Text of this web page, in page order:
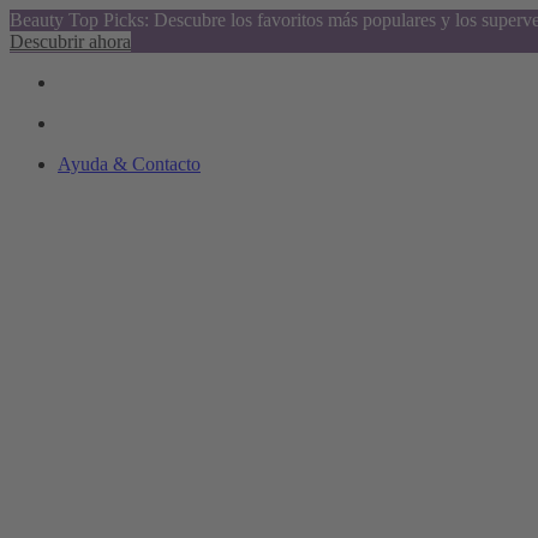
Beauty Top Picks: Descubre los favoritos más populares y los
Descubrir ahora
Ayuda & Contacto